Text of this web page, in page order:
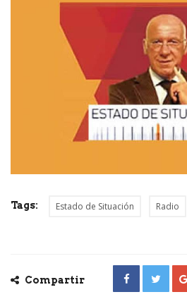
Tags: Estado de Situación Radio
Compartir